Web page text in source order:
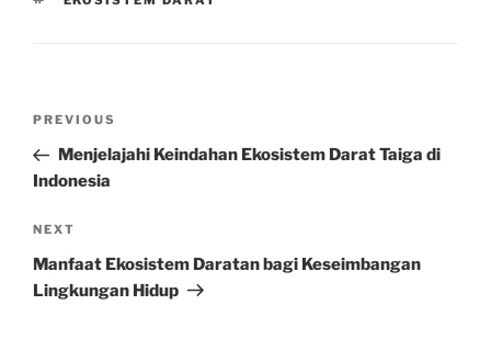
Previous
Post
PREVIOUS
Menjelajahi Keindahan Ekosistem Darat Taiga di
Indonesia
Next
Post
NEXT
Manfaat Ekosistem Daratan bagi Keseimbangan
Lingkungan Hidup